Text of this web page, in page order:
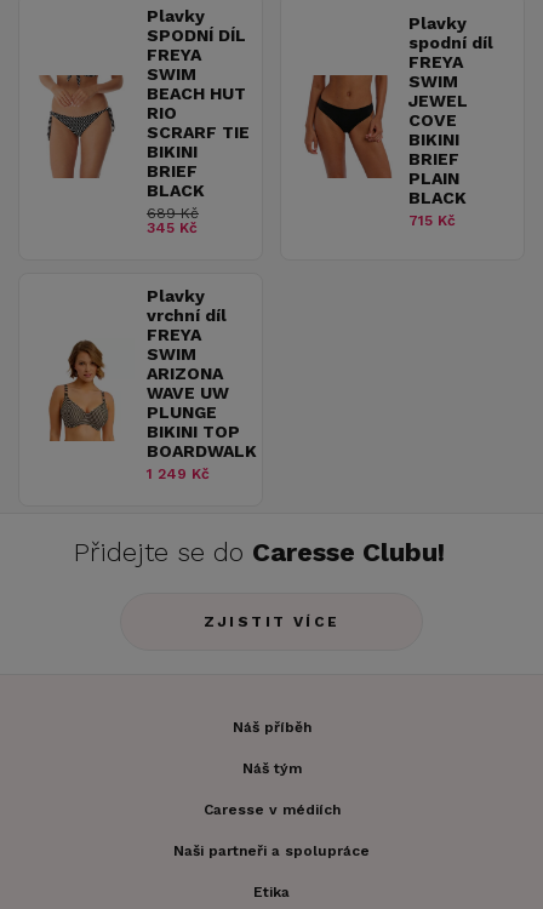
Plavky
SPODNÍ DÍL
FREYA
SWIM
BEACH HUT
RIO
SCRARF TIE
BIKINI
BRIEF
BLACK
689 Kč
345 Kč
Plavky
spodní díl
FREYA
SWIM
JEWEL
COVE
BIKINI
BRIEF
PLAIN
BLACK
715 Kč
Plavky
vrchní díl
FREYA
SWIM
ARIZONA
WAVE UW
PLUNGE
BIKINI TOP
BOARDWALK
1 249 Kč
Přidejte se do Caresse Clubu!
ZJISTIT VÍCE
Náš příběh
Náš tým
Caresse v médiích
Naši partneři a spolupráce
Etika